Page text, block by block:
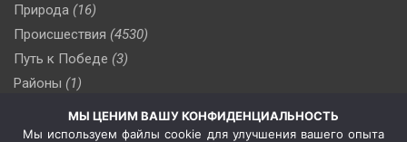
Природа (16)
Происшествия (4530)
Путь к Победе (3)
Районы (1)
(510)
Сельское хозяйство (3)
МЫ ЦЕНИМ ВАШУ КОНФИДЕНЦИАЛЬНОСТЬ
Мы используем файлы cookie для улучшения вашего опыта